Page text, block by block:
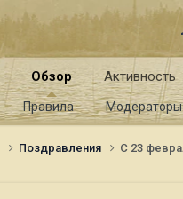
Обзор
Правила Модераторы
Активность
Поздравления C 23